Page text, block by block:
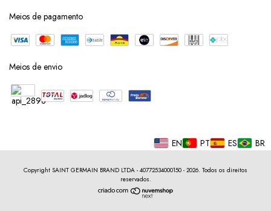
Meios de pagamento
Meios de envio
EN PT ES BR
Copyright SAINT GERMAIN BRAND LTDA - 40772534000150 - 2026. Todos os direitos
reservados.